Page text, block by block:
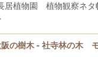
居植物園 植物観察ネ
阪の樹木 - 社寺林の木